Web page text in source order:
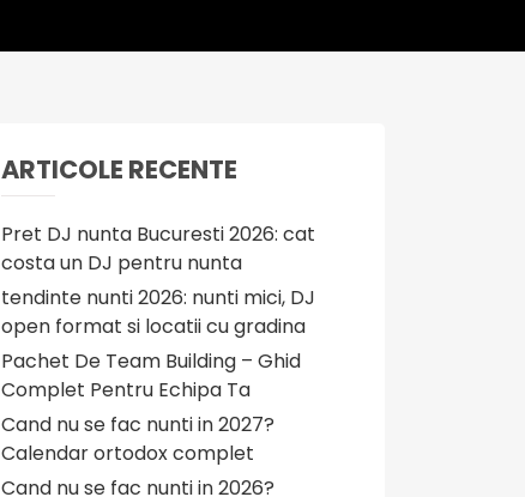
ARTICOLE RECENTE
Pret DJ nunta Bucuresti 2026: cat
costa un DJ pentru nunta
tendinte nunti 2026: nunti mici, DJ
open format si locatii cu gradina
Pachet De Team Building – Ghid
Complet Pentru Echipa Ta
Cand nu se fac nunti in 2027?
Calendar ortodox complet
Cand nu se fac nunti in 2026?